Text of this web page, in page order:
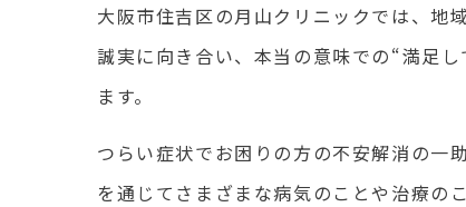
大阪市住吉区の月山クリニックでは、地
誠実に向き合い、本当の意味での“満足
ます。
つらい症状でお困りの方の不安解消の一
を通じてさまざまな病気のことや治療の